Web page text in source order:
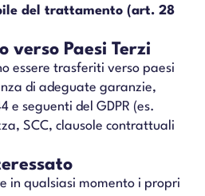
del trattamento (art. 28
verso Paesi Terzi
essere trasferiti verso paesi
di adeguate garanzie,
e seguenti del GDPR (es.
SCC, clausole contrattuali
in qualsiasi momento i propri